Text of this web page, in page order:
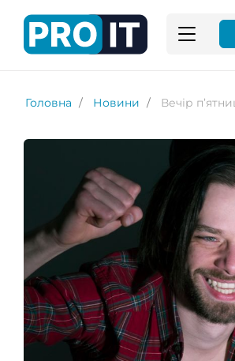
Головна Новини